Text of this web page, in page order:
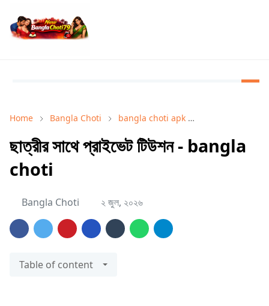
Home Bangla Choti bangla choti apk
ছাত্রীর সাথে প্রাইভেট টিউশন - bangla
choti
Bangla Choti ২ জুল, ২০২৬
Table of content